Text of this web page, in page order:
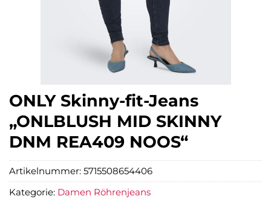
ONLY Skinny-fit-Jeans
„ONLBLUSH MID SKINNY
DNM REA409 NOOS“
Artikelnummer: 5715508654406
Kategorie: Damen Röhrenjeans